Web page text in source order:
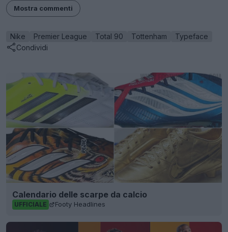
Mostra commenti
Nike Premier League Total 90 Tottenham
Typeface
Condividi
Calendario delle scarpe da calcio
UFFICIALE Footy Headlines